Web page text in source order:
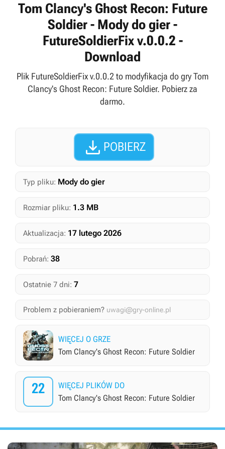
Tom Clancy's Ghost Recon: Future
Soldier - Mody do gier -
FutureSoldierFix v.0.0.2 -
Download
Plik FutureSoldierFix v.0.0.2 to modyfikacja do gry Tom
Clancy's Ghost Recon: Future Soldier. Pobierz za
darmo.
 POBIERZ
Typ pliku: Mody do gier
Rozmiar pliku: 1.3 MB
Aktualizacja: 17 lutego 2026
Pobrań: 38
Ostatnie 7 dni: 7
Problem z pobieraniem? uwagi@gry-online.pl
WIĘCEJ O GRZE
Tom Clancy's Ghost Recon: Future Soldier
22
WIĘCEJ PLIKÓW DO
Tom Clancy's Ghost Recon: Future Soldier